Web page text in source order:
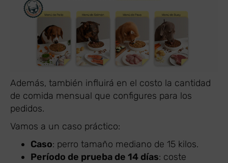
Además, también influirá en el costo la cantidad
de comida mensual que configures para los
pedidos.
Vamos a un caso práctico:
Caso: perro tamaño mediano de 15 kilos.
Período de prueba de 14 días: coste